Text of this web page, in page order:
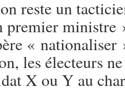
reste un
premier ministre
« nationaliser
les électeurs
X ou Y au